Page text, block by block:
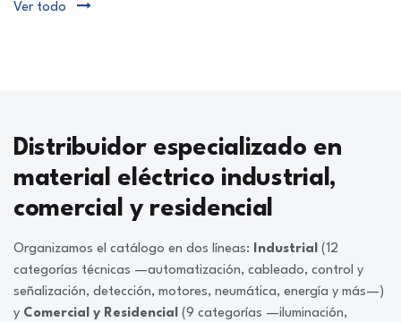
Ver todo
Distribuidor especializado en
material eléctrico industrial,
comercial y residencial
Organizamos el catálogo en dos líneas: Industrial (12
categorías técnicas —automatización, cableado, control y
señalización, detección, motores, neumática, energía y más—)
y Comercial y Residencial (9 categorías —iluminación,